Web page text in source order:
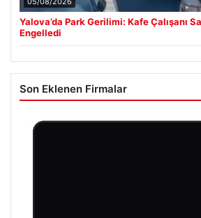
Yalova’da Park Gerilimi: Kafe Çalışanı
Engelledi
Son Eklenen Firmalar